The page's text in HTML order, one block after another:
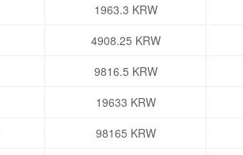
1963.3 KRW
4908.25 KRW
9816.5 KRW
19633 KRW
98165 KRW